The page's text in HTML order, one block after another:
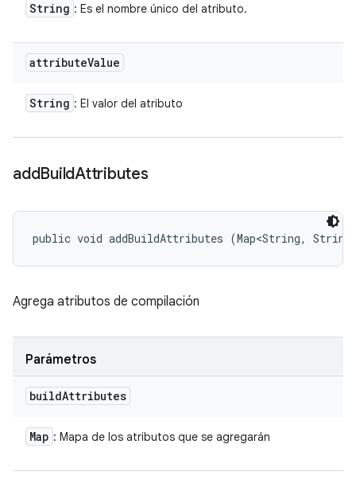
String : Es el nombre único del atributo.
attributeValue
String : El valor del atributo
addBuildAttributes
public void addBuildAttributes (Map<String,
Agrega atributos de compilación
Parámetros
buildAttributes
Map : Mapa de los atributos que se agregarán